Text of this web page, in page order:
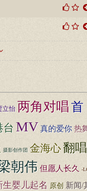
立怡 两角对唱首
台 MV 真的爱你 热
摄影创作团 金海心翻唱
朝伟 但愿人长久 -
生婴儿起名 原创 新闻/